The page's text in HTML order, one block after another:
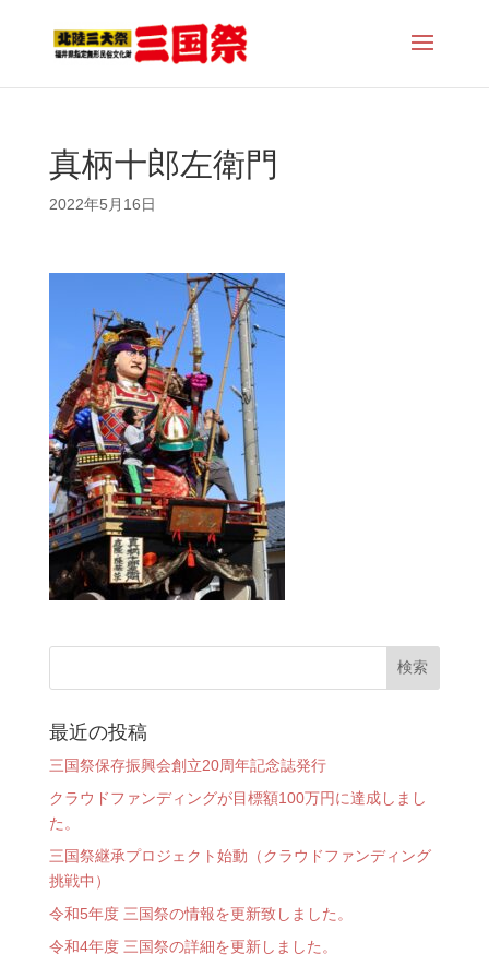
真柄十郎左衛門
2022年5月16日
最近の投稿
三国祭保存振興会創立20周年記念誌発行
クラウドファンディングが目標額100万円に達成しまし
た。
三国祭継承プロジェクト始動（クラウドファンディング
挑戦中）
令和5年度 三国祭の情報を更新致しました。
令和4年度 三国祭の詳細を更新しました。